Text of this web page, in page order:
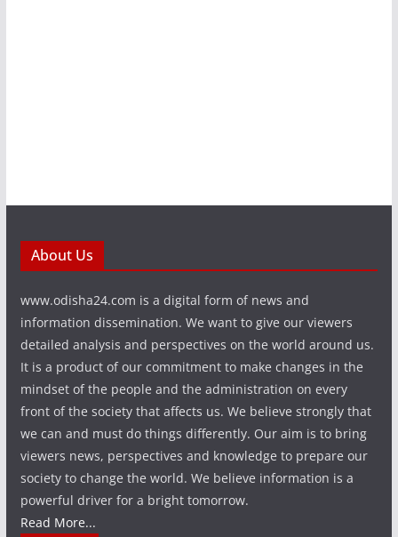
About Us
www.odisha24.com is a digital form of news and
information dissemination. We want to give our viewers
detailed analysis and perspectives on the world around us.
It is a product of our commitment to make changes in the
mindset of the people and the administration on every
front of the society that affects us. We believe strongly that
we can and must do things differently. Our aim is to bring
viewers news, perspectives and knowledge to prepare our
society to change the world. We believe information is a
powerful driver for a bright tomorrow.
Read More...